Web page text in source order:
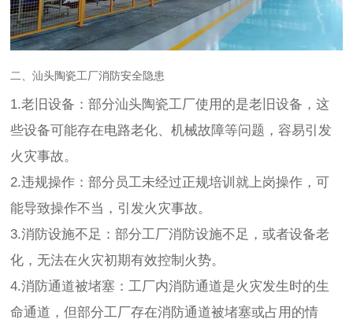
二、汕头陶瓷工厂消防安全隐患
1.老旧设备：部分汕头陶瓷工厂使用的是老旧设备，这
些设备可能存在电路老化、机械故障等问题，容易引发
火灾事故。
2.违规操作：部分员工未经过正规培训就上岗操作，可
能导致操作不当，引发火灾事故。
3.消防设施不足：部分工厂消防设施不足，或者设备老
化，无法在火灾初期有效控制火势。
4.消防通道被堵塞：工厂内消防通道是火灾发生时的生
命通道，但部分工厂存在消防通道被堵塞或占用的情